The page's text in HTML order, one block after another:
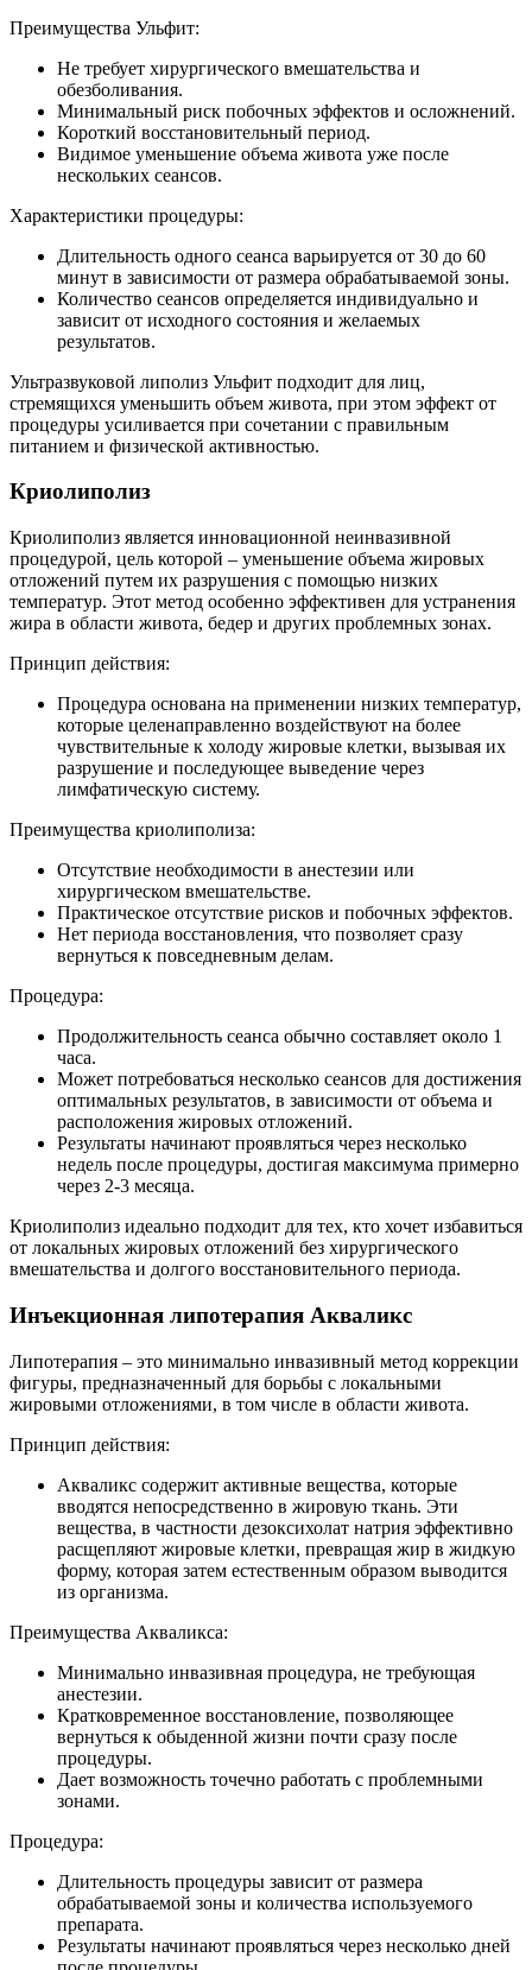
Преимущества Ульфит:
Не требует хирургического вмешательства и
обезболивания.
Минимальный риск побочных эффектов и осложнений.
Короткий восстановительный период.
Видимое уменьшение объема живота уже после
нескольких сеансов.
Характеристики процедуры:
Длительность одного сеанса варьируется от 30 до 60
минут в зависимости от размера обрабатываемой зоны.
Количество сеансов определяется индивидуально и
зависит от исходного состояния и желаемых
результатов.
Ультразвуковой липолиз Ульфит подходит для лиц,
стремящихся уменьшить объем живота, при этом эффект от
процедуры усиливается при сочетании с правильным
питанием и физической активностью.
Криолиполиз
Криолиполиз является инновационной неинвазивной
процедурой, цель которой – уменьшение объема жировых
отложений путем их разрушения с помощью низких
температур. Этот метод особенно эффективен для устранения
жира в области живота, бедер и других проблемных зонах.
Принцип действия:
Процедура основана на применении низких температур,
которые целенаправленно воздействуют на более
чувствительные к холоду жировые клетки, вызывая их
разрушение и последующее выведение через
лимфатическую систему.
Преимущества криолиполиза:
Отсутствие необходимости в анестезии или
хирургическом вмешательстве.
Практическое отсутствие рисков и побочных эффектов.
Нет периода восстановления, что позволяет сразу
вернуться к повседневным делам.
Процедура:
Продолжительность сеанса обычно составляет около 1
часа.
Может потребоваться несколько сеансов для достижения
оптимальных результатов, в зависимости от объема и
расположения жировых отложений.
Результаты начинают проявляться через несколько
недель после процедуры, достигая максимума примерно
через 2-3 месяца.
Криолиполиз идеально подходит для тех, кто хочет избавиться
от локальных жировых отложений без хирургического
вмешательства и долгого восстановительного периода.
Инъекционная липотерапия Акваликс
Липотерапия – это минимально инвазивный метод коррекции
фигуры, предназначенный для борьбы с локальными
жировыми отложениями, в том числе в области живота.
Принцип действия:
Акваликс содержит активные вещества, которые
вводятся непосредственно в жировую ткань. Эти
вещества, в частности дезоксихолат натрия эффективно
расщепляют жировые клетки, превращая жир в жидкую
форму, которая затем естественным образом выводится
из организма.
Преимущества Акваликса:
Минимально инвазивная процедура, не требующая
анестезии.
Кратковременное восстановление, позволяющее
вернуться к обыденной жизни почти сразу после
процедуры.
Дает возможность точечно работать с проблемными
зонами.
Процедура:
Длительность процедуры зависит от размера
обрабатываемой зоны и количества используемого
препарата.
Результаты начинают проявляться через несколько дней